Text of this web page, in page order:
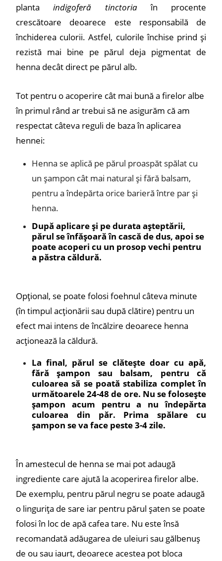
plantaindigoferă tinctoriaîn procente
crescătoare deoarece este responsabilă de
închiderea culorii. Astfel, culorile închise prind și
rezistă mai bine pe părul deja pigmentat de
henna decât direct pe părul alb.
Tot pentru o acoperire cât mai bună a firelor albe
în primul rând ar trebui să ne asigurăm că am
respectat câteva reguli de baza în aplicarea
hennei:
Henna se aplică pe părul proaspăt spălat cu
un șampon cât mai natural și fără balsam,
pentru a îndepărta orice barieră între par și
henna.
După aplicare și pe durata așteptării,
părul se înfășoară în cască de dus, apoi se
poate acoperi cu un prosop vechi pentru
a păstra căldură.
Opțional, se poate folosi foehnul câteva minute
(în timpul acționării sau după clătire) pentru un
efect mai intens de încălzire deoarece henna
acționează la căldură.
La final, părul se clătește doar cu apă,
fără șampon sau balsam, pentru că
culoarea să se poată stabiliza complet în
următoarele 24-48 de ore. Nu se folosește
șampon acum pentru a nu îndepărta
culoarea din păr. Prima spălare cu
șampon se va face peste 3-4 zile.
În amestecul de henna se mai pot adaugă
ingrediente care ajută la acoperirea firelor albe.
De exemplu, pentru părul negru se poate adaugă
o lingurița de sare iar pentru părul șaten se poate
folosi în loc de apă cafea tare. Nu este însă
recomandată adăugarea de uleiuri sau gălbenuș
de ou sau iaurt, deoarece acestea pot bloca